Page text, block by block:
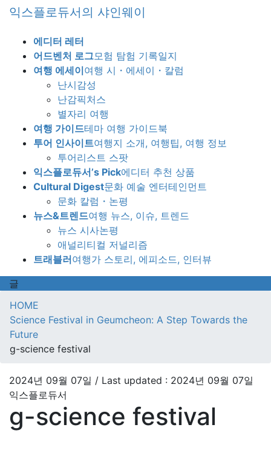
Skip
Skip
Navigation
익스플로듀서의 샤인웨이
에디터 레터
어드벤처 로그모험 탐험 기록일지
여행 에세이여행 시・에세이・칼럼
난시감성
난감픽처스
별자리 여행
여행 가이드테마 여행 가이드북
투어 인사이트여행지 소개, 여행팁, 여행 정보
투어리스트 스팟
익스플로듀서’s Pick에디터 추천 상품
Cultural Digest문화 예술 엔터테인먼트
문화 칼럼・논평
뉴스&트렌드여행 뉴스, 이슈, 트렌드
뉴스 시사논평
애널리티컬 저널리즘
트래블러여행가 스토리, 에피소드, 인터뷰
글
HOME
Science Festival in Geumcheon: A Step Towards the
Future
g-science festival
2024년 09월 07일 / Last updated : 2024년 09월 07일
익스플로듀서
g-science festival